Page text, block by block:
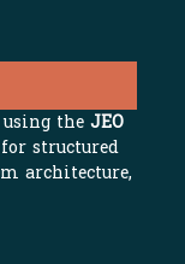
using theJEO
structured
architecture,